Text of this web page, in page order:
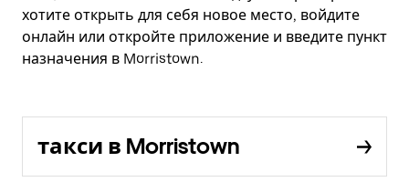
хотите открыть для себя новое место, войдите
онлайн или откройте приложение и введите пункт
назначения в Morristown.
такси в Morristown